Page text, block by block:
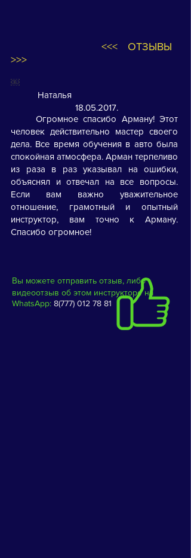
<<< ОТЗЫВЫ
>>>
￼
Наталья
18.05.2017.
Огромное спасибо Арману! Этот
человек действительно мастер своего
дела. Все время обучения в авто была
спокойная атмосфера. Арман терпеливо
из раза в раз указывал на ошибки,
объяснял и отвечал на все вопросы.
Если вам важно уважительное
отношение, грамотный и опытный
инструктор, вам точно к Арману.
Спасибо огромное!
Вы можете отправить отзыв, либо
видеоотзыв об этом инструкторе на
WhatsApp: 8(777) 012 78 81